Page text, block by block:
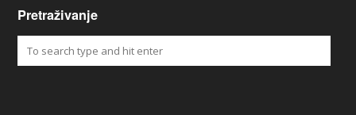
Pretraživanje